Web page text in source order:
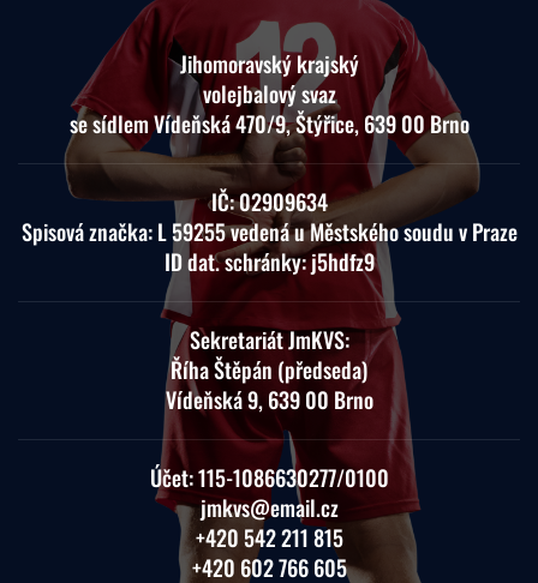
Jihomoravský krajský
volejbalový svaz
se sídlem Vídeňská 470/9, Štýřice, 639 00 Brno
IČ: 02909634
Spisová značka: L 59255 vedená u Městského soudu v Praze
ID dat. schránky: j5hdfz9
Sekretariát JmKVS:
Říha Štěpán (předseda)
Vídeňská 9, 639 00 Brno
Účet:115-1086630277/0100
jmkvs@email.cz
+420 542 211 815
+420 602 766 605